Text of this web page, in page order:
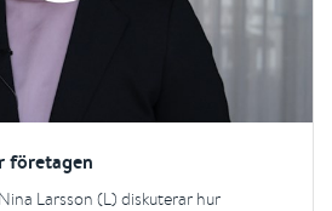
företagen
Larsson (L) diskuterar hur